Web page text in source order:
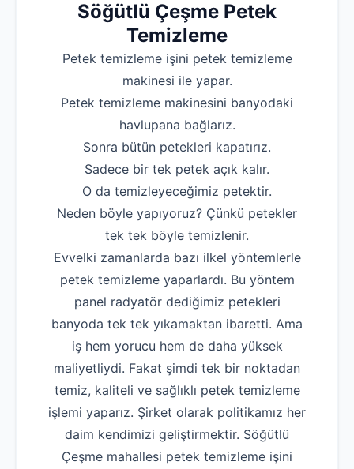
Söğütlü Çeşme Petek
Temizleme
Petek temizleme işini petek temizleme
makinesi ile yapar.
Petek temizleme makinesini banyodaki
havlupana bağlarız.
Sonra bütün petekleri kapatırız.
Sadece bir tek petek açık kalır.
O da temizleyeceğimiz petektir.
Neden böyle yapıyoruz? Çünkü petekler
tek tek böyle temizlenir.
Evvelki zamanlarda bazı ilkel yöntemlerle
petek temizleme yaparlardı. Bu yöntem
panel radyatör dediğimiz petekleri
banyoda tek tek yıkamaktan ibaretti. Ama
iş hem yorucu hem de daha yüksek
maliyetliydi. Fakat şimdi tek bir noktadan
temiz, kaliteli ve sağlıklı petek temizleme
işlemi yaparız. Şirket olarak politikamız her
daim kendimizi geliştirmektir. Söğütlü
Çeşme mahallesi petek temizleme işini